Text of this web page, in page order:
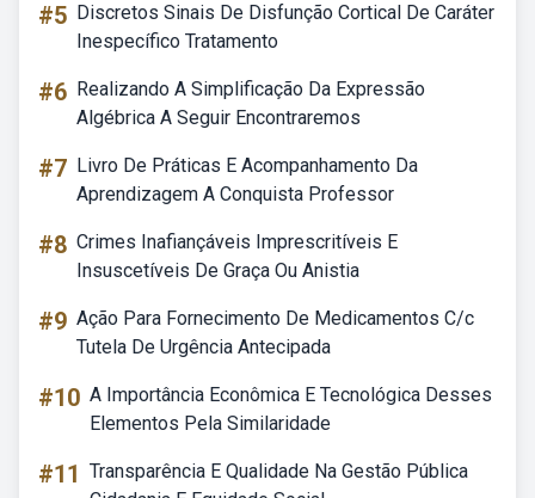
#5 Discretos Sinais De Disfunção Cortical De Caráter
Inespecífico Tratamento
#6 Realizando A Simplificação Da Expressão
Algébrica A Seguir Encontraremos
#7 Livro De Práticas E Acompanhamento Da
Aprendizagem A Conquista Professor
#8 Crimes Inafiançáveis Imprescritíveis E
Insuscetíveis De Graça Ou Anistia
#9 Ação Para Fornecimento De Medicamentos C/c
Tutela De Urgência Antecipada
#10 A Importância Econômica E Tecnológica Desses
Elementos Pela Similaridade
#11 Transparência E Qualidade Na Gestão Pública